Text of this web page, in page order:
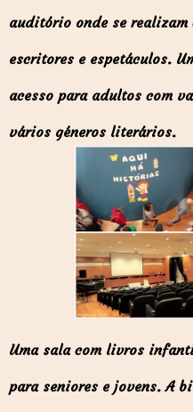
auditório onde se realizam
escritores e espetáculos.
acesso para adultos com
vários géneros literários.
Uma sala com livros
para seniores e jovens. A